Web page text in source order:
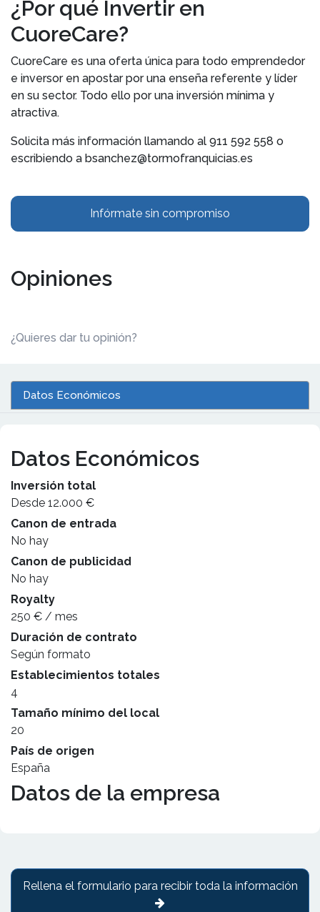
¿Por qué Invertir en
CuoreCare?
CuoreCare es una oferta única para todo emprendedor
e inversor en apostar por una enseña referente y líder
en su sector. Todo ello por una inversión mínima y
atractiva.
Solicita más información llamando al 911 592 558 o
escribiendo a bsanchez@tormofranquicias.es
Infórmate sin compromiso
Opiniones
¿Quieres dar tu opinión?
Datos Económicos
Datos Económicos
Inversión total
Desde 12.000 €
Canon de entrada
No hay
Canon de publicidad
No hay
Royalty
250 € / mes
Duración de contrato
Según formato
Establecimientos totales
4
Tamaño mínimo del local
20
País de origen
España
Datos de la empresa